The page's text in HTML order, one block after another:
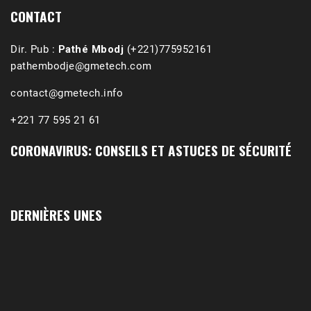
CONTACT
Dir. Pub : Pathé Mbodj (+221)775952161
pathembodje@gmetech.com
contact@gmetech.info
+221 77 595 21 61
CORONAVIRUS: CONSEILS ET ASTUCES DE SÉCURITÉ
DERNIÈRES UNES